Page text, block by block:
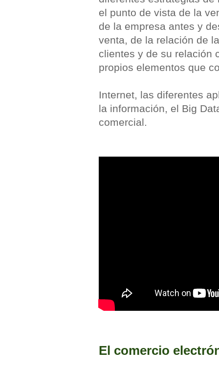
el punto de vista de la
de la empresa antes y
venta, de la relación de
clientes y de su relación
propios elementos que
Internet, las diferentes
la información, el Big
comercial.
El comercio